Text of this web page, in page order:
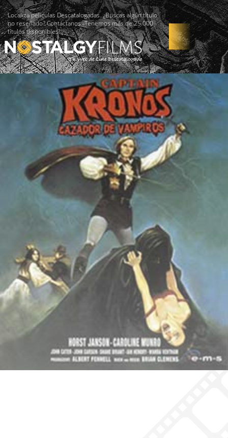
Localiza películas Descatalogadas. ¿Buscas algún título
no reseñado? Contáctanos -Tenemos más de 25.000
títulos disponibles!